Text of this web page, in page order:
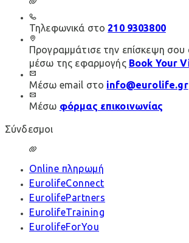
Τηλεφωνικά στο 210 9303800
Προγραμμάτισε την επίσκεψη
μέσω της εφαρμογής Book Your
Μέσω email στο info@eurolife.gr
Μέσω φόρμας επικοινωνίας
Σύνδεσμοι
Online πληρωμή
EurolifeConnect
EurolifePartners
EurolifeTraining
EurolifeForYou